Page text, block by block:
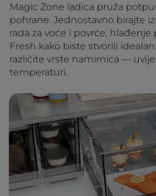
Magic Zone ladica pruža
pohrane. Jednostavno birajte
rada za voće i povrće, hlađenje
Fresh kako biste stvorili
različite vrste namirnica —
temperaturi.